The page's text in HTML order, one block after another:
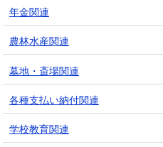
年金関連
農林水産関連
墓地・斎場関連
各種支払い納付関連
学校教育関連